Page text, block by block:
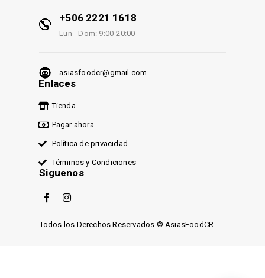
+506 2221 1618
Lun - Dom: 9:00-20:00
asiasfoodcr@gmail.com
Enlaces
Tienda
Pagar ahora
Política de privacidad
Términos y Condiciones
Siguenos
Todos los Derechos Reservados © AsiasFoodCR